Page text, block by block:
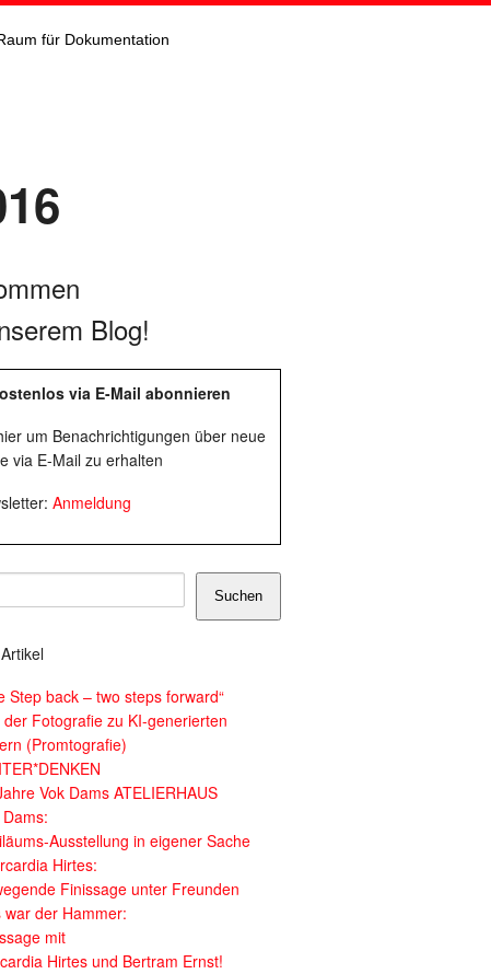
für Dokumentation
Blog!
via E-Mail abonnieren
um Benachrichtigungen über neue
via E-Mail zu erhalten
Anmeldung
Suchen
Step back – two steps forward“
der Fotografie zu KI-generierten
(Promtografie)
Vok Dams ATELIERHAUS
Ausstellung in eigener Sache
Hirtes:
Finissage unter Freunden
war der Hammer:
mit
Hirtes und Bertram Ernst!